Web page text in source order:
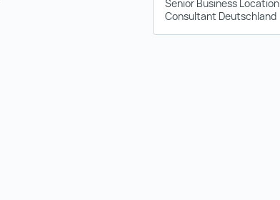
Senior Business Location
Consultant Deutschland